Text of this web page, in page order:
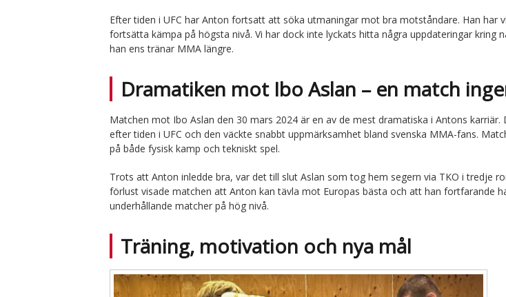
Efter tiden i UFC har Anton fortsatt att söka utmaningar mot bra motståndare. Han har
fortsätta kämpa på högsta nivå. Vi har dock inte lyckats hitta några uppdateringar kring
han ens tränar MMA längre.
Dramatiken mot Ibo Aslan – en match
Matchen mot Ibo Aslan den 30 mars 2024 är en av de mest dramatiska i Antons
efter tiden i UFC och den väckte snabbt uppmärksamhet bland svenska MMA-fans.
på både fysisk kamp och tekniskt spel.
Trots att Anton inledde bra, var det till slut Aslan som tog hem segern via TKO i tredje
förlust visade matchen att Anton kan tävla mot Europas bästa och att han fortfarande
underhållande matcher på hög nivå.
Träning, motivation och nya mål